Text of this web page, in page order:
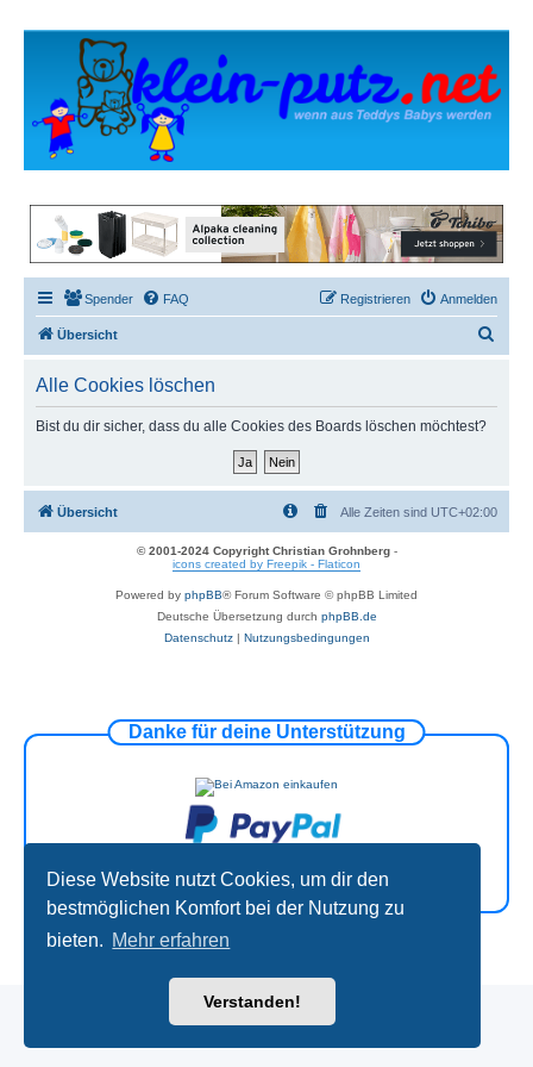
Diese Website nutzt Cookies, um dir den
bestmöglichen Komfort bei der Nutzung zu
bieten. Mehr erfahren
Verstanden!
Spender FAQ Anmelden
Registrieren
Übersicht
Alle Cookies löschen
Bist du dir sicher, dass du alle Cookies des Boards löschen möchtest?
Übersicht Alle Zeiten sind UTC+02:00
© 2001-2024 Copyright Christian Grohnberg-
icons created by Freepik - Flaticon
Powered by phpBB® Forum Software © phpBB Limited
Deutsche Übersetzung durch phpBB.de
Datenschutz| Nutzungsbedingungen
Danke für deine Unterstützung